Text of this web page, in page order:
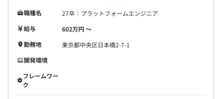
職種名
27卒｜プラットフォームエンジニア
給与
602万円 〜
勤務地
東京都中央区日本橋2-7-1
開発環境
フレームワー
ク